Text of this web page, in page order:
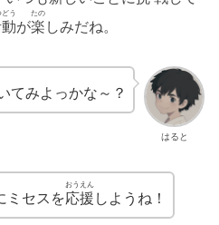
う
が楽
たの
しみだね。
はると
てみよっかな～？
ミセスを応援
おうえん
しようね！